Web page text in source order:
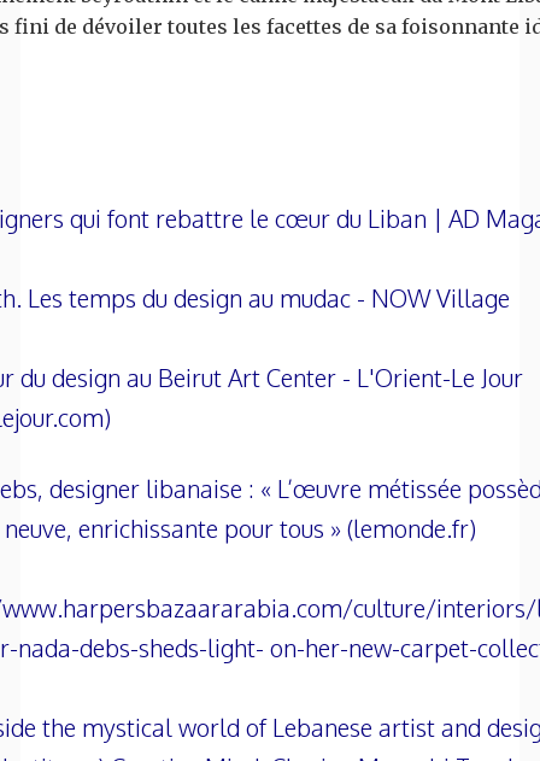
fini de dévoiler toutes les facettes de sa foisonnante
qui font rebattre le cœur du Liban | AD
Les temps du design au mudac - NOW Village
du design au Beirut Art Center - L'Orient-Le Jour
designer libanaise : « L’œuvre métissée
enrichissante pour tous » (lemonde.fr)
culture/interiors/
nada-debs-sheds-light- on-her-new-carpet-
the mystical world of Lebanese artist and